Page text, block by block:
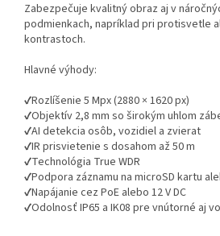
Zabezpečuje kvalitný obraz aj v
podmienkach, napríklad pri protisvetle
kontrastoch.
Hlavné výhody:
✔Rozlíšenie 5 Mpx (2880 × 1620 px)
✔Objektív 2,8 mm so širokým uhlom
✔AI detekcia osôb, vozidiel a zvierat
✔IR prisvietenie s dosahom až 50 m
✔Technológia True WDR
✔Podpora záznamu na microSD kartu
✔Napájanie cez PoE alebo 12 V DC
✔Odolnosť IP65 a IK08 pre vnútorné aj